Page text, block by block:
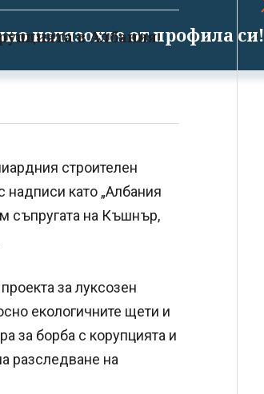
излязохте от профила си!
в Албания
строителен
надписи като „Албания
съпругата на Къшнър,
за луксозен
екологичните щети и
за борба с корупцията и
разследване на